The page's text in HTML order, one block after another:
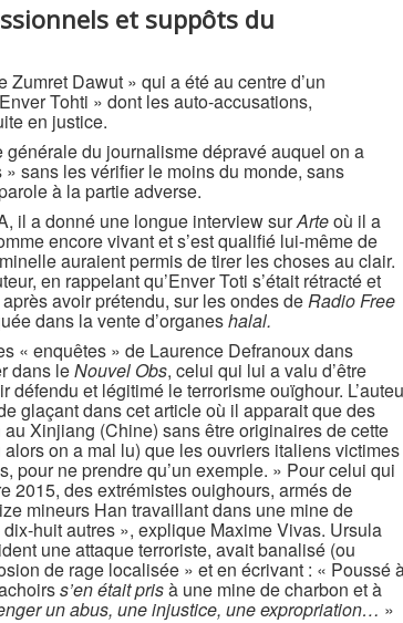
et suppôts du
Dawut » qui a été au centre d’un
Tohti » dont les auto-accusations,
en justice.
du journalisme dépravé auquel on a
sans les vérifier le moins du monde, sans
à la partie adverse.
il a donné une longue interview surArteoù il a
encore vivant et s’est qualifié lui-même de
auraient permis de tirer les choses au clair.
en rappelant qu’Enver Toti s’était rétracté et
avoir prétendu, sur les ondes deRadio Free
dans la vente d’organeshalal.
« enquêtes » de Laurence Defranoux dans
dans leNouvel Obs, celui qui lui a valu d’être
défendu et légitimé le terrorisme ouïghour.
glaçant dans cet article où il apparait que des
Xinjiang (Chine) sans être originaires de cette
on a mal lu) que les ouvriers italiens victimes
pour ne prendre qu’un exemple. » Pour celui qui
2015, des extrémistes ouighours, armés de
mineurs Han travaillant dans une mine de
huit autres », explique Maxime Vivas. Ursula
une attaque terroriste, avait banalisé (ou
de rage localisée » et en écrivant : « Poussé
s’en était prisà une mine de charbon et à
un abus, une injustice, une expropriation… »